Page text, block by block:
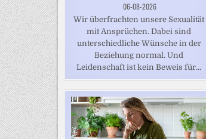
06-08-2026
Wir überfrachten unsere Sexualität
mit Ansprüchen. Dabei sind
unterschiedliche Wünsche in der
Beziehung normal. Und
Leidenschaft ist kein Beweis für...